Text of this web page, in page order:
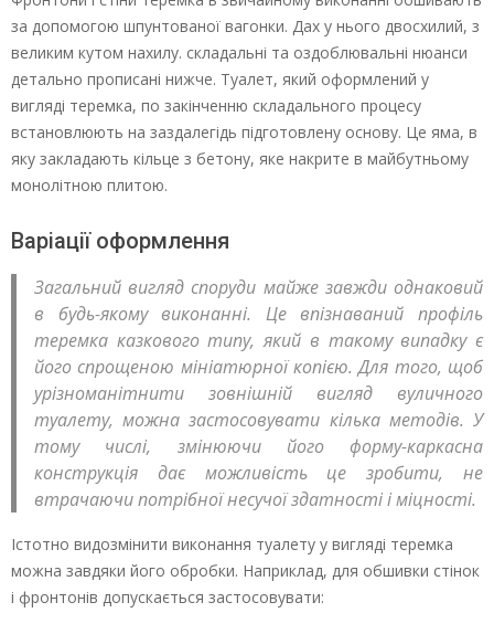
за допомогою шпунтованої вагонки. Дах у нього двосхилий, з
великим кутом нахилу. складальні та оздоблювальні нюанси
детально прописані нижче. Туалет, який оформлений у
вигляді теремка, по закінченню складального процесу
встановлюють на заздалегідь підготовлену основу. Це яма, в
яку закладають кільце з бетону, яке накрите в майбутньому
монолітною плитою.
Варіації оформлення
Загальний вигляд споруди майже завжди однаковий
в будь-якому виконанні. Це впізнаваний профіль
теремка казкового типу, який в такому випадку є
його спрощеною мініатюрної копією. Для того, щоб
урізноманітнити зовнішній вигляд вуличного
туалету, можна застосовувати кілька методів. У
тому числі, змінюючи його форму-каркасна
конструкція дає можливість це зробити, не
втрачаючи потрібної несучої здатності і міцності.
Істотно видозмінити виконання туалету у вигляді теремка
можна завдяки його обробки. Наприклад, для обшивки стінок
і фронтонів допускається застосовувати: